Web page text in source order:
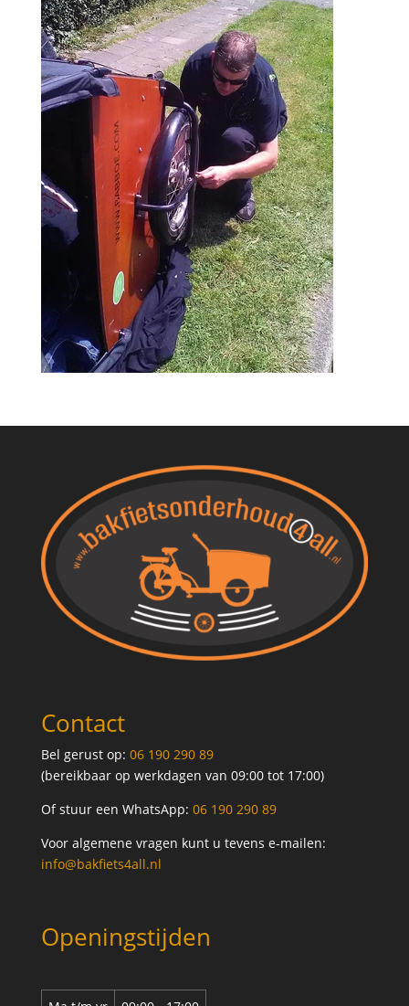
Contact
Bel gerust op: 06 190 290 89
(bereikbaar op werkdagen van 09:00 tot 17:00)
Of stuur een WhatsApp: 06 190 290 89
Voor algemene vragen kunt u tevens e-mailen:
info@bakfiets4all.nl
Openingstijden